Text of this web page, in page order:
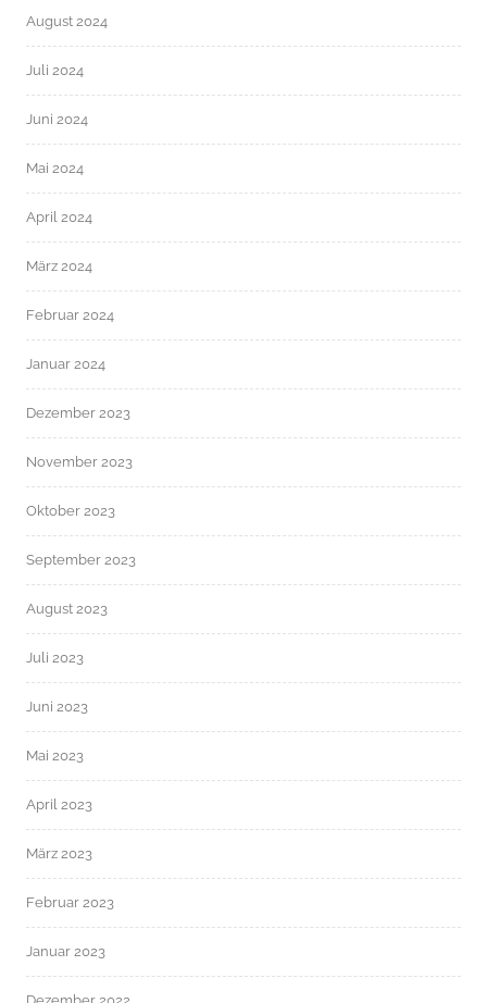
August 2024
Juli 2024
Juni 2024
Mai 2024
April 2024
März 2024
Februar 2024
Januar 2024
Dezember 2023
November 2023
Oktober 2023
September 2023
August 2023
Juli 2023
Juni 2023
Mai 2023
April 2023
März 2023
Februar 2023
Januar 2023